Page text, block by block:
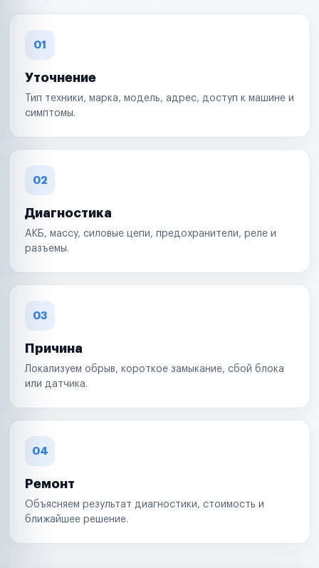
01
Уточнение
Тип техники, марка, модель, адрес, доступ к машине и
симптомы.
02
Диагностика
АКБ, массу, силовые цепи, предохранители, реле и
разъемы.
03
Причина
Локализуем обрыв, короткое замыкание, сбой блока
или датчика.
04
Ремонт
Объясняем результат диагностики, стоимость и
ближайшее решение.